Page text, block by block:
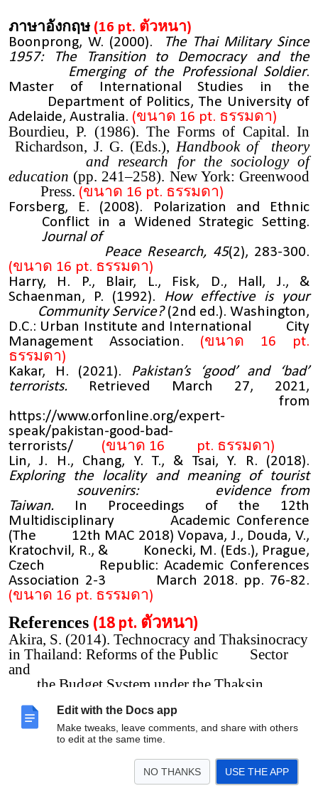
Edit with the Docs app
Make tweaks, leave comments, and share with others
to edit at the same time.
NO THANKS USE THE APP
ภาษาอังกฤษ (16 pt. ตัวหนา)
Boonprong, W. (2000).
The Thai Military Since
1957: The Transition to Democracy and the
Emerging of the Professional Soldier.
Master of International Studies in the
Department of Politics, The University of
Adelaide, Australia. (ขนาด 16 pt. ธรรมดา)
Bourdieu, P. (1986). The Forms of Capital. In
Richardson, J. G. (Eds.),Handbook of theory
and research for the sociology of
education (pp. 241–258). New York: Greenwood
Press. (ขนาด 16 pt. ธรรมดา)
Forsberg, E. (2008). Polarization and Ethnic
Conflict in a Widened Strategic Setting.
Journal of
Peace Research, 45(2), 283-300.
(ขนาด 16 pt. ธรรมดา)
Harry, H. P., Blair, L., Fisk, D., Hall, J., &
Schaenman, P. (1992). How effective is your
Community Service?(2nd ed.). Washington,
D.C.: Urban Institute and International City
Management Association.
(ขนาด 16 pt.
ธรรมดา)
Kakar, H. (2021). Pakistan’s ‘good’ and ‘bad’
terrorists. Retrieved March 27, 2021,
from
https://www.orfonline.org/expert-
speak/pakistan-good-bad-
terrorists/
(ขนาด 16 pt. ธรรมดา)
Lin, J. H., Chang, Y. T., & Tsai, Y. R. (2018).
Exploring the locality and meaning of tourist
souvenirs: evidence from
Taiwan. In
Proceedings of the 12th
Multidisciplinary Academic Conference
(The 12th MAC 2018) Vopava, J., Douda, V.,
Kratochvil, R., & Konecki, M. (Eds.), Prague,
Czech Republic: Academic Conferences
Association 2-3 March 2018. pp. 76-82.
(ขนาด 16 pt. ธรรมดา)
References (18 pt. ตัวหนา)
Akira, S. (2014). Technocracy and Thaksinocracy
in Thailand: Reforms of the Public Sector
and
the Budget System under the Thaksin
299-344.
Buddharaksa, W. (2019). The Old is Dying and
the New Cannot Be Born: ‘Past and Present’ of
Thailand’s Organic Crisis. In Antonini,
Francesca, et.al., (Eds.),Revisiting Gramsci’s
(pp.42-61). Boston: Brill.